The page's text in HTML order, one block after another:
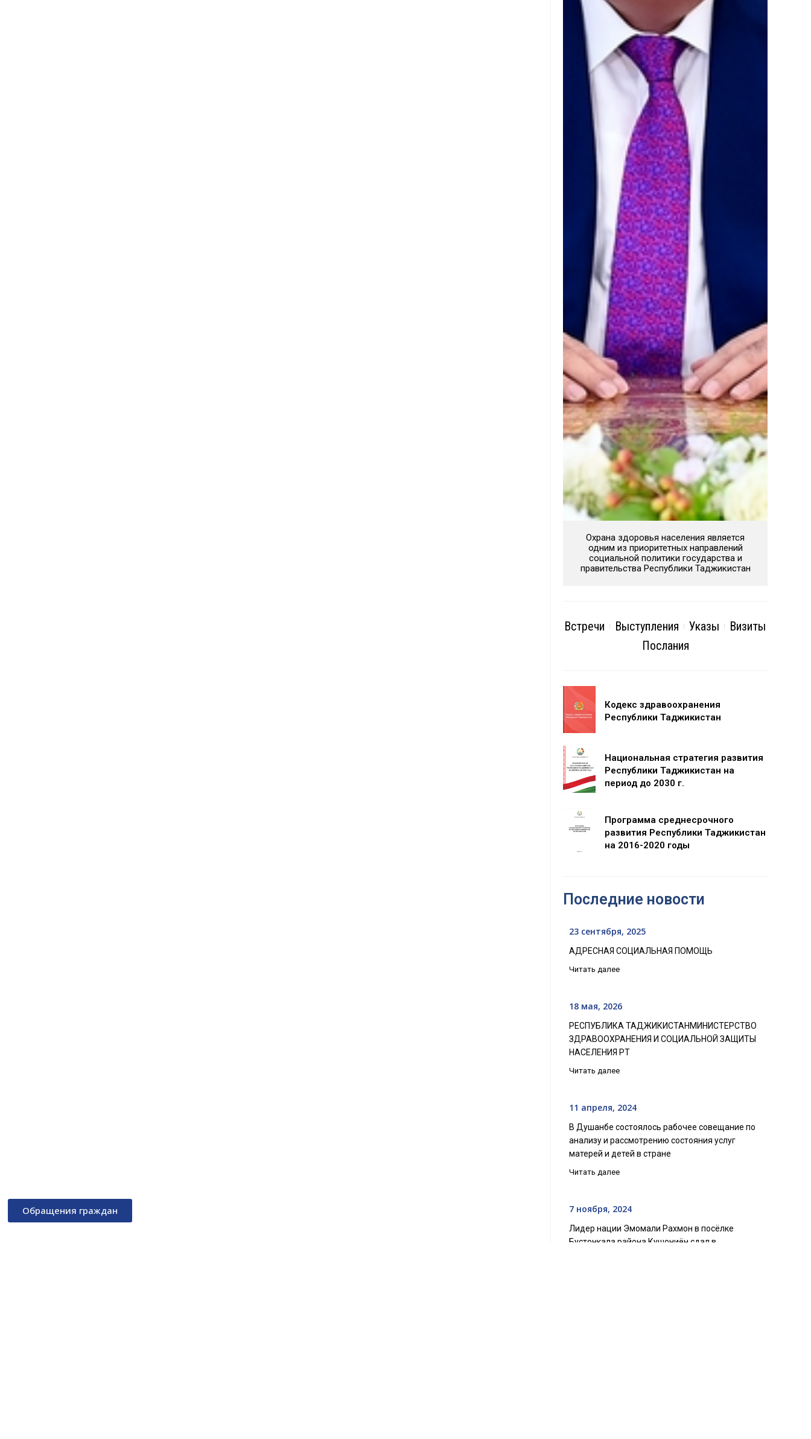
Охрана здоровья населения является
одним из приоритетных направлений
социальной политики государства и
правительства Республики Таджикистан
Встречи Выступления Указы
Визиты
Послания
Кодекс здравоохранения
Республики Таджикистан
Национальная стратегия развития
Республики Таджикистан на
период до 2030 г.
Программа среднесрочного
развития Республики Таджикистан
на 2016-2020 годы
Последние новости
23 сентября, 2025
АДРЕСНАЯ СОЦИАЛЬНАЯ ПОМОЩЬ
Читать далее
18 мая, 2026
РЕСПУБЛИКА ТАДЖИКИСТАНМИНИСТЕРСТВО
ЗДРАВООХРАНЕНИЯ И СОЦИАЛЬНОЙ ЗАЩИТЫ
НАСЕЛЕНИЯ РТ
Читать далее
11 апреля, 2024
В Душанбе состоялось рабочее совещание по
анализу и рассмотрению состояния услуг
матерей и детей в стране
Читать далее
7 ноября, 2024
Лидер нации Эмомали Рахмон в посёлке
Бустонкала района Кушониён сдал в
Обращения граждан